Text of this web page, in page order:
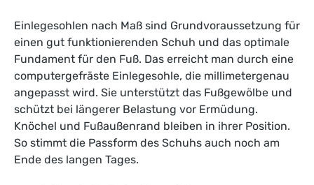
Einlegesohlen nach Maß sind Grundvoraussetzung für
einen gut funktionierenden Schuh und das optimale
Fundament für den Fuß. Das erreicht man durch eine
computergefräste Einlegesohle, die millimetergenau
angepasst wird. Sie unterstützt das Fußgewölbe und
schützt bei längerer Belastung vor Ermüdung.
Knöchel und Fußaußenrand bleiben in ihrer Position.
So stimmt die Passform des Schuhs auch noch am
Ende des langen Tages.